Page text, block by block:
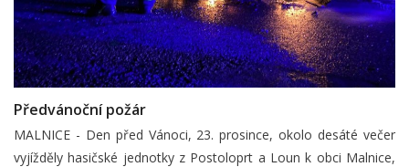
Předvánoční požár
MALNICE - Den před Vánoci, 23. prosince, okolo desáté večer
vyjížděly hasičské jednotky z Postoloprt a Loun k obci Malnice,